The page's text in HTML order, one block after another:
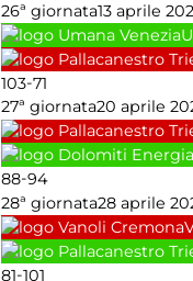
26ª giornata13 aprile
103-71
27ª giornata20 aprile
88-94
28ª giornata28 aprile
81-101